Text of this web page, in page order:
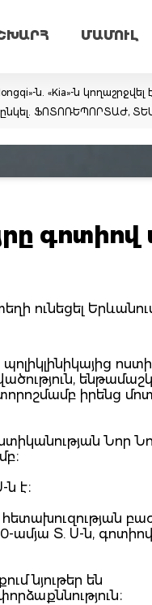
ՄԱՄՈՒԼ
ն. «Kia»-ն
ընկել. ՖՈՏՈՌԵՊՈՐՏԱԺ,
գոտիով
ունեցել
իրենց
Նոր
է։
ամյա Տ. Ս-ն,
նյութեր են